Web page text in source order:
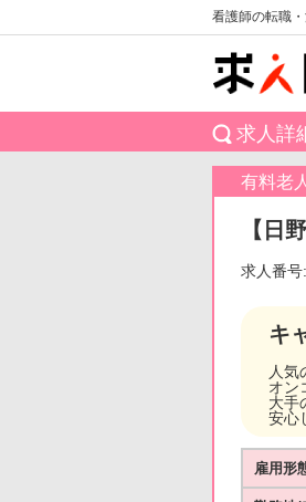
看護師の転職
求人詳
有料老
【日
求人番
キ
人気
オン
大手
安心
雇用形